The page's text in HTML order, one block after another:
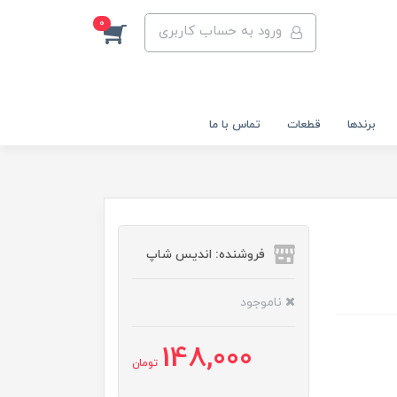
ورود به حساب کاربری 0
برندها قطعات تماس با ما
فروشنده: اندیس شاپ
ناموجود
148,000 تومان